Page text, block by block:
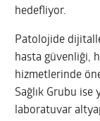
hedefliyor.
Patolojide
hasta güvenliği,
hizmetlerinde
Sağlık Grubu ise
laboratuvar